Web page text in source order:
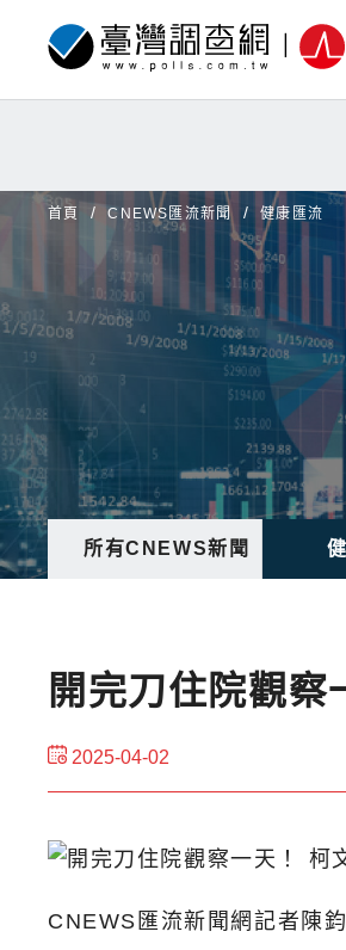
首頁 CNEWS匯流新聞 健康匯流
所有CNEWS新聞
開完刀住院觀察
2025-04-02
CNEWS匯流新聞網記者陳